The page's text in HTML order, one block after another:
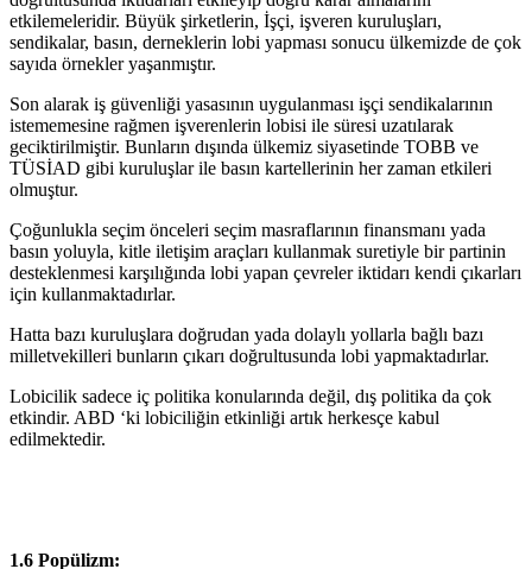
etkilemeleridir. Büyük şirketlerin, İşçi, işveren kuruluşları,
sendikalar, basın, derneklerin lobi yapması sonucu ülkemizde de çok
sayıda örnekler yaşanmıştır.
Son alarak iş güvenliği yasasının uygulanması işçi sendikalarının
istememesine rağmen işverenlerin lobisi ile süresi uzatılarak
geciktirilmiştir. Bunların dışında ülkemiz siyasetinde TOBB ve
TÜSİAD gibi kuruluşlar ile basın kartellerinin her zaman etkileri
olmuştur.
Çoğunlukla seçim önceleri seçim masraflarının finansmanı yada
basın yoluyla, kitle iletişim araçları kullanmak suretiyle bir partinin
desteklenmesi karşılığında lobi yapan çevreler iktidarı kendi çıkarları
için kullanmaktadırlar.
Hatta bazı kuruluşlara doğrudan yada dolaylı yollarla bağlı bazı
milletvekilleri bunların çıkarı doğrultusunda lobi yapmaktadırlar.
Lobicilik sadece iç politika konularında değil, dış politika da çok
etkindir. ABD ‘ki lobiciliğin etkinliği artık herkesçe kabul
edilmektedir.
1.6 Popülizm: